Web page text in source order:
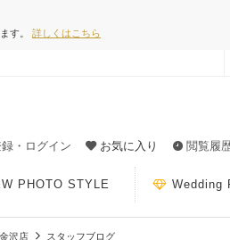
す。 詳しくはこちら
・ログイン
お気に入り 閲覧履
PHOTO STYLE Wedding
沢店 スタッフブログ